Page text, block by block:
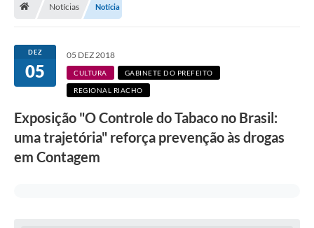
Notícias Notícia
DEZ
05
05 DEZ 2018
CULTURA GABINETE DO PREFEITO
REGIONAL RIACHO
Exposição "O Controle do Tabaco no Brasil:
uma trajetória" reforça prevenção às drogas
em Contagem